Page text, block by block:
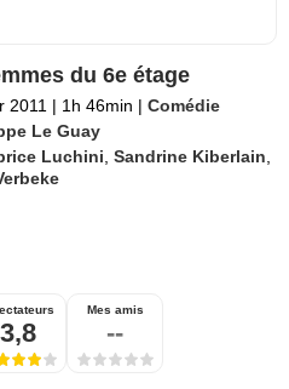
du 6e étage
2011 | 1h 46min | Comédie
Le Guay
Luchini ,Sandrine Kiberlain
3,8
Mes amis
--